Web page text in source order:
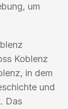
um
Koblenz
in dem
und
Das